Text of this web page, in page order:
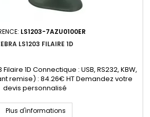
LS1203-7AZU0100ER
LS1203 FILAIRE 1D
Filaire 1D Connectique : USB, RS232, KBW,
remise) : 84.26€ HT Demandez votre
devis personnalisé
Plus d'informations